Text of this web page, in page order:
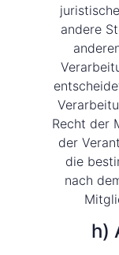
andere
Recht der
der
die
nach
h)